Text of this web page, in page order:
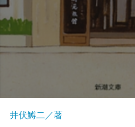
井伏鱒二／著